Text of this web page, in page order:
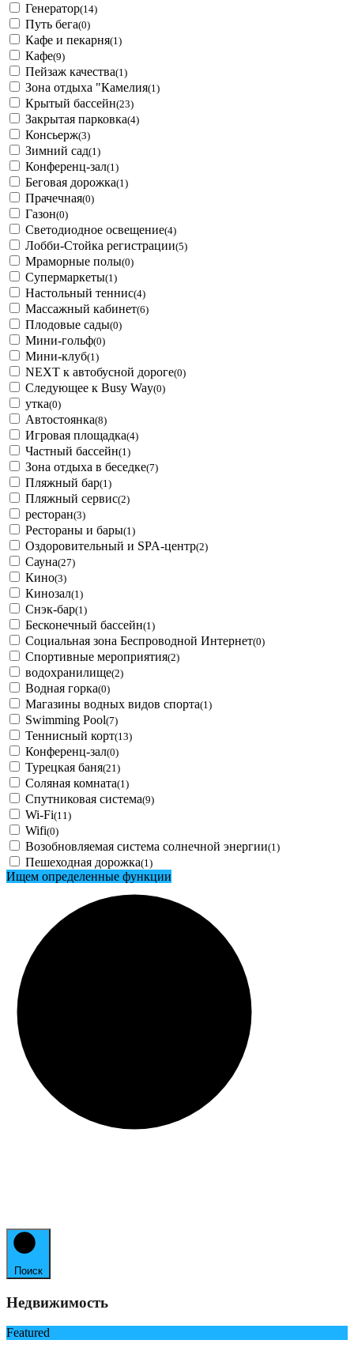
Генератор(14)
Путь бега(0)
Кафе и пекарня(1)
Кафе(9)
Пейзаж качества(1)
Зона отдыха "Камелия(1)
Крытый бассейн(23)
Закрытая парковка(4)
Консьерж(3)
Зимний сад(1)
Конференц-зал(1)
Беговая дорожка(1)
Прачечная(0)
Газон(0)
Светодиодное освещение(4)
Лобби-Стойка регистрации(5)
Мраморные полы(0)
Супермаркеты(1)
Настольный теннис(4)
Массажный кабинет(6)
Плодовые сады(0)
Мини-гольф(0)
Мини-клуб(1)
NEXT к автобусной дороге(0)
Следующее к Busy Way(0)
утка(0)
Автостоянка(8)
Игровая площадка(4)
Частный бассейн(1)
Зона отдыха в беседке(7)
Пляжный бар(1)
Пляжный сервис(2)
ресторан(3)
Рестораны и бары(1)
Оздоровительный и SPA-центр(2)
Сауна(27)
Кино(3)
Кинозал(1)
Снэк-бар(1)
Бесконечный бассейн(1)
Социальная зона Беспроводной Интернет(0)
Спортивные мероприятия(2)
водохранилище(2)
Водная горка(0)
Магазины водных видов спорта(1)
Swimming Pool(7)
Теннисный корт(13)
Конференц-зал(0)
Турецкая баня(21)
Соляная комната(1)
Спутниковая система(9)
Wi-Fi(11)
Wifi(0)
Возобновляемая система солнечной энергии(1)
Пешеходная дорожка(1)
Ищем определенные функции
Поиск
Недвижимость
Featured